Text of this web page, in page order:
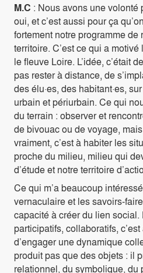
M.C : Nous avons une volonté
oui, et c’est aussi pour ça
fortement notre programme de
territoire. C’est ce qui a
le fleuve Loire. L’idée, c’était
pas rester à distance, de
des élu·es, des habitant·es,
urbain et périurbain. Ce qui
du terrain : observer et
de bivouac ou de voyage,
vraiment, c’est à habiter les
proche du milieu, milieu qui
d’étude et notre territoire
Ce qui m’a beaucoup
vernaculaire et les savoirs-
capacité à créer du lien
participatifs, collaboratifs,
d’engager une dynamique
produit pas que des objets : il
relationnel, du symbolique, du